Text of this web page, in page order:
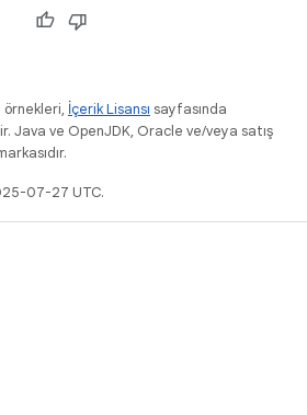
örnekleri, İçerik Lisansı sayfasında
Java ve OpenJDK, Oracle ve/veya satış
07-27 UTC.